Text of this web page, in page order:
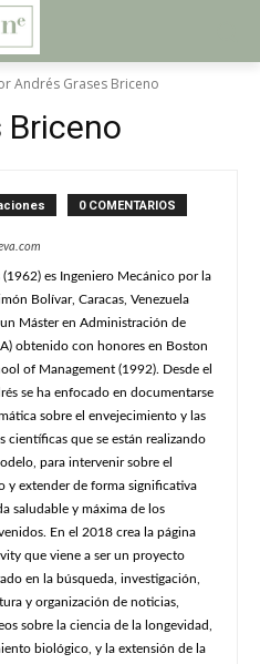
Andrés Grases Briceno
Briceno
0 COMENTARIOS
(1962) es Ingeniero Mecánico por la
Bolívar, Caracas, Venezuela
Máster en Administración de
obtenido con honores en Boston
of Management (1992). Desde el
se ha enfocado en documentarse
sobre el envejecimiento y las
científicas que se están realizando
para intervenir sobre el
y extender de forma significativa
saludable y máxima de los
En el 2018 crea la página
que viene a ser un proyecto
en la búsqueda, investigación,
y organización de noticias,
sobre la ciencia de la longevidad,
biológico, y la extensión de la